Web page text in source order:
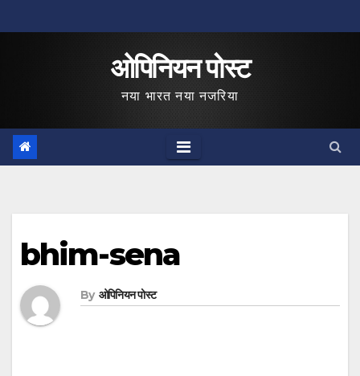
to
ओपिनियन पोस्ट
नया भारत नया नजरिया
bhim-sena
By ओपिनियन पोस्ट